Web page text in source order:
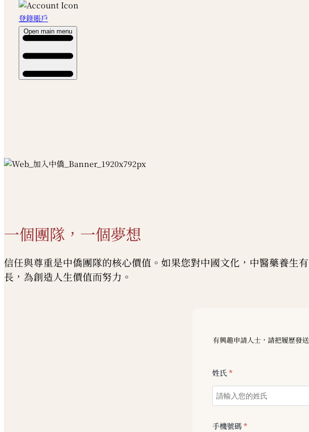
登錄賬戶
Open main menu
一個團隊，一個夢想
信任與尊重是中僑團隊的核心價值。如果您對中國文化，中醫藥養生
長，為創造人生價值而努力。
有興趣申請人士，請把履歷發
姓氏*
手機號碼*